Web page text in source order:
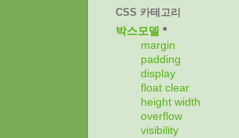
CSS 카테고리
박스모델 *
margin
padding
display
float clear
height width
overflow
visibility